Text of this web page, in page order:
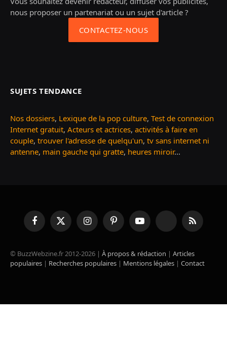
nous proposer un partenariat ou un sujet d'article ?
CONTACTEZ-NOUS
SUJETS TENDANCE
Nos dossiers, Lexique de la pop culture, Test de connexion
Internet gratuit, Acteurs et actrices, activités à faire en
couple, trouver l'adresse de quelqu'un, tv sans internet ni
antenne, main gauche qui gratte, heures miroir...
FacebookX
(Twitter)
InstagramPinterestYouTube TikTok RSS
© BuzzWebzine.fr 2012-2026 | À propos & rédaction | Articles
populaires | Recherches populaires | Mentions légales | Contact